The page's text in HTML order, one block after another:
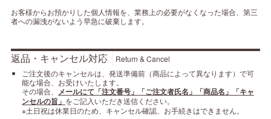
お客様からお預かりした個人情報を、業務上の必要がなくなった場合、第三
者への漏洩がないよう早急に破棄します。
返品・キャンセル対応
Return & Cancel
ご注文後のキャンセルは、発送準備前（商品によって異なります）で可
能な場合、お受けいたします。
その場合、 メールにて「注文番号」「ご注文者氏名」「商品名」「キャ
ンセルの旨」 をご記入いただき送信ください。
※土日祝は休業日のため、キャンセル確認、お手続きはできません。